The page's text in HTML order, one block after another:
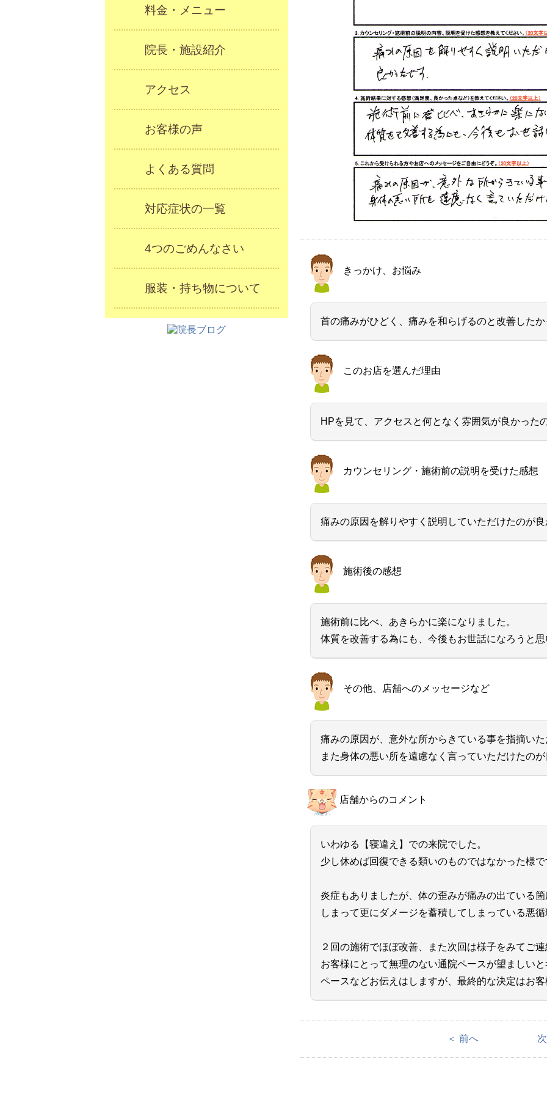
きっかけ、お悩み
首の痛みがひどく、痛みを和らげるのと改善した
このお店を選んだ理由
HPを見て、アクセスと何となく雰囲気が良かった
カウンセリング・施術前の説明を受けた感想
痛みの原因を解りやすく説明していただけたのが
施術後の感想
施術前に比べ、あきらかに楽になりました。
体質を改善する為にも、今後もお世話になろうと
その他、店舗へのメッセージなど
痛みの原因が、意外な所からきている事を指摘い
また身体の悪い所を遠慮なく言っていただけたの
店舗からのコメント
いわゆる【寝違え】での来院でした。
少し休めば回復できる類いのものではなかった様
炎症もありましたが、体の歪みが痛みの出ている
しまって更にダメージを蓄積してしまっている悪
２回の施術でほぼ改善、また次回は様子をみてご
お客様にとって無理のない通院ペースが望ましい
ペースなどお伝えはしますが、最終的な決定はお
＜ 前へ
料金・メニュー
院長・施設紹介
アクセス
お客様の声
よくある質問
対応症状の一覧
4つのごめんなさい
服装・持ち物について